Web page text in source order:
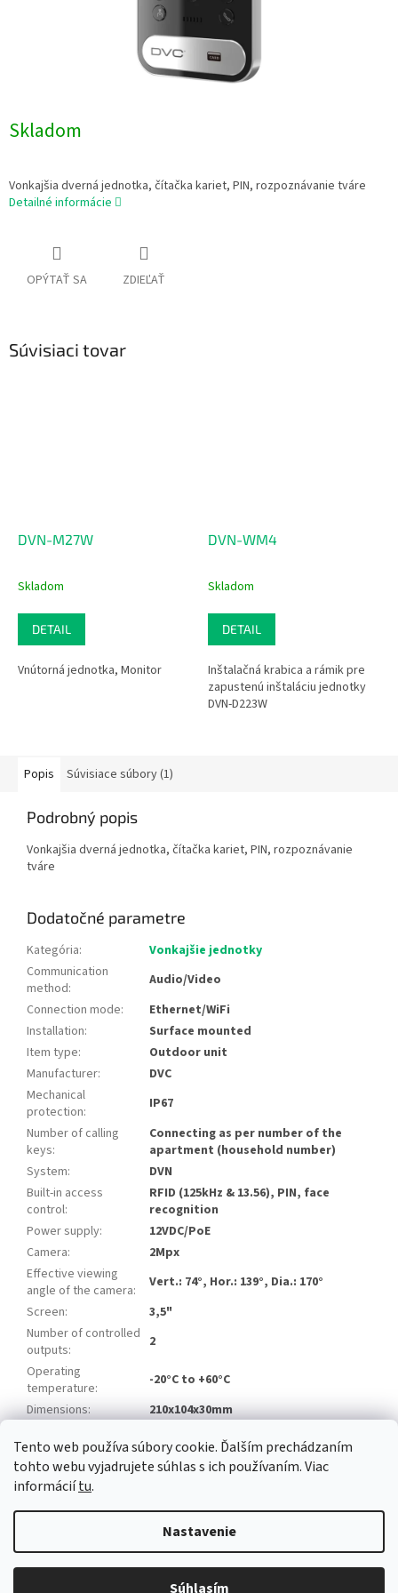
Tento web používa súbory cookie. Ďalším prechádzaním
tohto webu vyjadrujete súhlas s ich používaním. Viac
informáciítu.
Nastavenie
Súhlasím
Skladom
Vonkajšia dverná jednotka, čítačka kariet, PIN, rozpoznávanie tváre
Detailné informácie
OPÝTAŤ SA ZDIEĽAŤ
Súvisiaci tovar
DVN-M27W
Skladom
DETAIL
Vnútorná jednotka, Monitor
DVN-WM4
Skladom
DETAIL
Inštalačná krabica a rámik pre
zapustenú inštaláciu jednotky
DVN-D223W
Popis Súvisiace súbory (1)
Podrobný popis
Vonkajšia dverná jednotka, čítačka kariet, PIN, rozpoznávanie
tváre
Dodatočné parametre
Kategória:
Vonkajšie jednotky
Communication
method:
Audio/Video
Connection mode:
Ethernet/WiFi
Installation:
Surface mounted
Item type:
Outdoor unit
Manufacturer:
DVC
Mechanical
protection:
IP67
Number of calling
keys:
Connecting as per number of the
apartment (household number)
System:
DVN
Built-in access
control:
RFID (125kHz & 13.56), PIN, face
recognition
Power supply:
12VDC/PoE
Camera:
2Mpx
Effective viewing
angle of the camera:
Vert.: 74°, Hor.: 139°, Dia.: 170°
Screen:
3,5"
Number of controlled
outputs:
2
Operating
temperature:
-20°C to +60°C
Dimensions: 210x104x30mm
Newsletter
Copyright 2026Alarm automatika B2B. Všetky práva vyhradené.
Upraviť nastavenie cookies